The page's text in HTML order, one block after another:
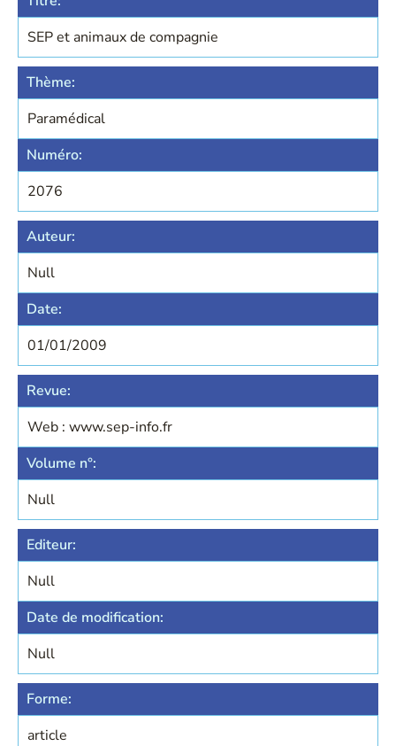
SEP et animaux de compagnie
Thème:
Paramédical
Numéro:
2076
Auteur:
Null
Date:
01/01/2009
Revue:
Web : www.sep-info.fr
Volume n°:
Null
Editeur:
Null
Date de modification:
Null
Forme:
article